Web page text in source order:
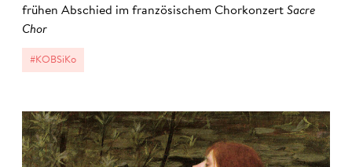
frühen Abschied im französischem Chorkonzert Sacre
Chor
#KOBSiKo